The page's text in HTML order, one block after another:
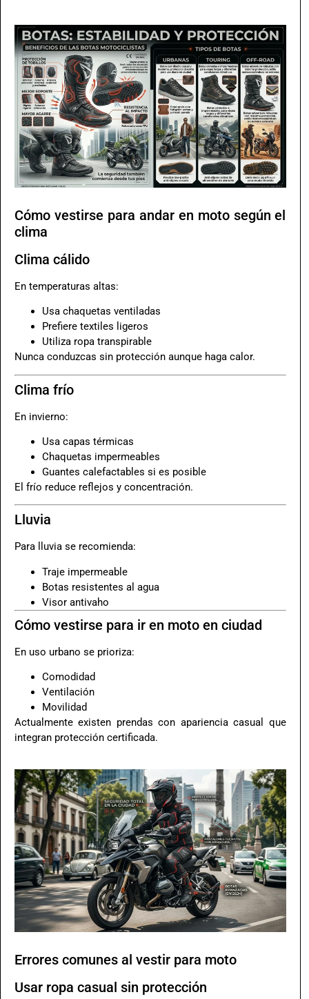
Cómo vestirse para andar en moto según el
clima
Clima cálido
En temperaturas altas:
Usa chaquetas ventiladas
Prefiere textiles ligeros
Utiliza ropa transpirable
Nunca conduzcas sin protección aunque haga calor.
Clima frío
En invierno:
Usa capas térmicas
Chaquetas impermeables
Guantes calefactables si es posible
El frío reduce reflejos y concentración.
Lluvia
Para lluvia se recomienda:
Traje impermeable
Botas resistentes al agua
Visor antivaho
Cómo vestirse para ir en moto en ciudad
En uso urbano se prioriza:
Comodidad
Ventilación
Movilidad
Actualmente existen prendas con apariencia casual que
integran protección certificada.
Errores comunes al vestir para moto
Usar ropa casual sin protección